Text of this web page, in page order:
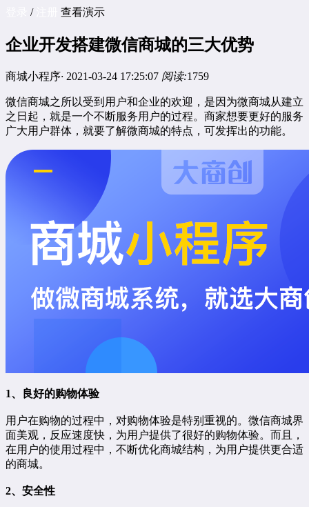
/注册 查看演示
企业开发搭建微信商城的三大优势
商城小程序· 2021-03-24 17:25:07 阅读:1759
微信商城之所以受到用户和企业的欢迎，是因为微商城从建立
之日起，就是一个不断服务用户的过程。商家想要更好的服务
广大用户群体，就要了解微商城的特点，可发挥出的功能。
1、良好的购物体验
用户在购物的过程中，对购物体验是特别重视的。微信商城界
面美观，反应速度快，为用户提供了很好的购物体验。而且，
在用户的使用过程中，不断优化商城结构，为用户提供更合适
的商城。
2、安全性